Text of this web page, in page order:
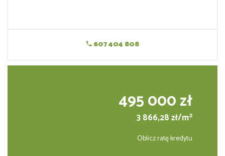
607 404 808
495 000 zł
3 866,28 zł/m2
Oblicz ratę kredytu